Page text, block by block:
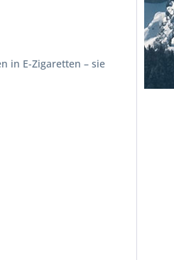
in E-Zigaretten – sie